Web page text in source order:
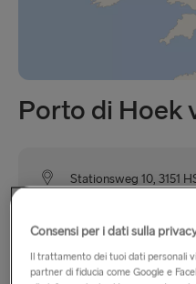
Porto di Hoek
Stationsweg 10, 3151
Il nostro porto nel Hoek van
occidentale olandese, a
(30 km), L’Aia (20 km) e
Consensi per i dati sulla
Il trattamento dei tuoi dati personali
partner di fiducia come Google e